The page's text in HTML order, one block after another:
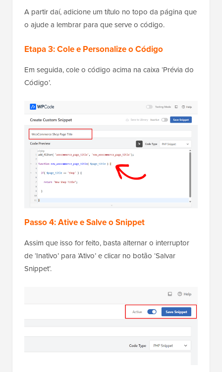
A partir daí, adicione um título no topo da página que
o ajude a lembrar para que serve o código.
Etapa 3: Cole e Personalize o Código
Em seguida, cole o código acima na caixa ‘Prévia do
Código’.
Passo 4: Ative e Salve o Snippet
Assim que isso for feito, basta alternar o interruptor
de ‘Inativo’ para ‘Ativo’ e clicar no botão ‘Salvar
Snippet’.